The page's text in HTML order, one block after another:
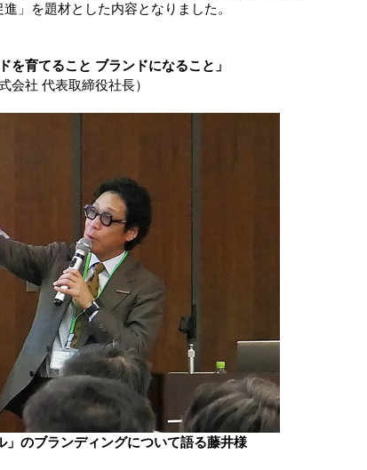
」を題材とした内容となりました。
を育てること ブランドになること」
会社 代表取締役社長）
」のブランディングについて語る藤井様